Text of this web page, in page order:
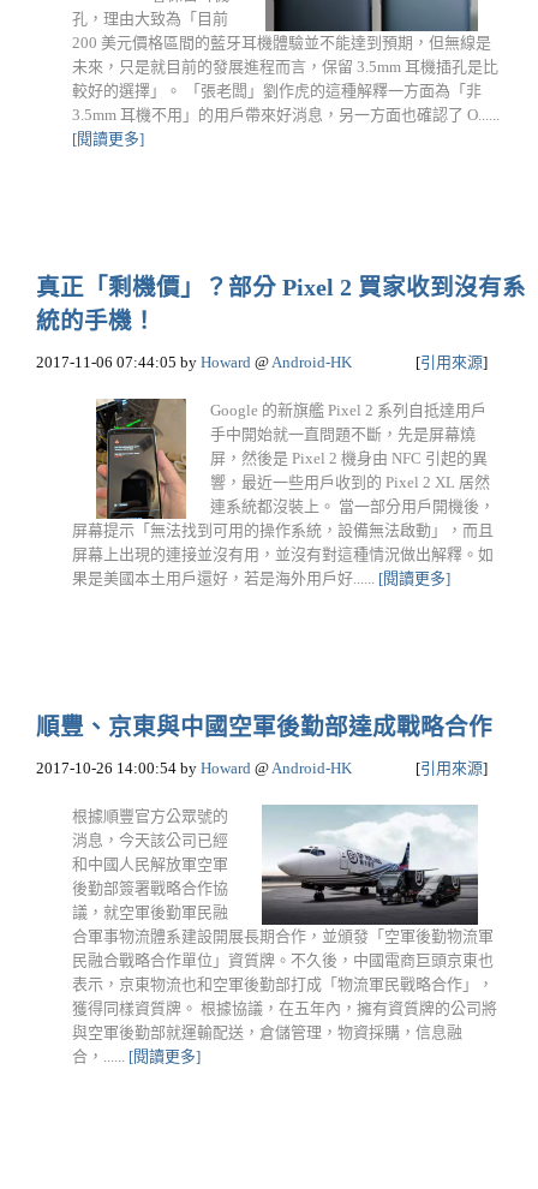
孔，理由大致為「目前
200 美元價格區間的藍牙耳機體驗並不能達到預期，但無線是
未來，只是就目前的發展進程而言，保留 3.5mm 耳機插孔是比
較好的選擇」。 「張老闆」劉作虎的這種解釋一方面為「非
3.5mm 耳機不用」的用戶帶來好消息，另一方面也確認了 O......
[閱讀更多]
真正「剩機價」？部分 Pixel 2 買家收到沒有系
統的手機！
2017-11-06 07:44:05 by Howard @Android-HK [引用來源]
Google 的新旗艦 Pixel 2 系列自抵達用戶
手中開始就一直問題不斷，先是屏幕燒
屏，然後是 Pixel 2 機身由 NFC 引起的異
響，最近一些用戶收到的 Pixel 2 XL 居然
連系統都沒裝上。 當一部分用戶開機後，
屏幕提示「無法找到可用的操作系統，設備無法啟動」，而且
屏幕上出現的連接並沒有用，並沒有對這種情況做出解釋。如
果是美國本土用戶還好，若是海外用戶好...... [閱讀更多]
順豐、京東與中國空軍後勤部達成戰略合作
2017-10-26 14:00:54 by Howard @Android-HK [引用來源]
根據順豐官方公眾號的
消息，今天該公司已經
和中國人民解放軍空軍
後勤部簽署戰略合作協
議，就空軍後勤軍民融
合軍事物流體系建設開展長期合作，並頒發「空軍後勤物流軍
民融合戰略合作單位」資質牌。不久後，中國電商巨頭京東也
表示，京東物流也和空軍後勤部打成「物流軍民戰略合作」，
獲得同樣資質牌。 根據協議，在五年內，擁有資質牌的公司將
與空軍後勤部就運輸配送，倉儲管理，物資採購，信息融
合，...... [閱讀更多]